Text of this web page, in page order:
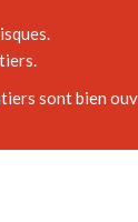
sont bien